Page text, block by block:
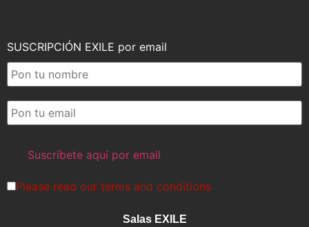
SUSCRIPCIÓN EXILE por email
Please read our terms and conditions
Salas EXILE